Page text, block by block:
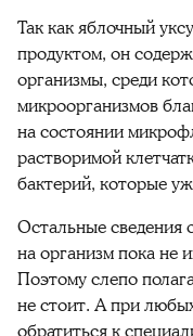
Так как яблочный
продуктом, он
организмы, среди
микроорганизмов
на состоянии
растворимой
бактерий, которые
Остальные сведения
на организм пока не
Поэтому слепо
не стоит. А при